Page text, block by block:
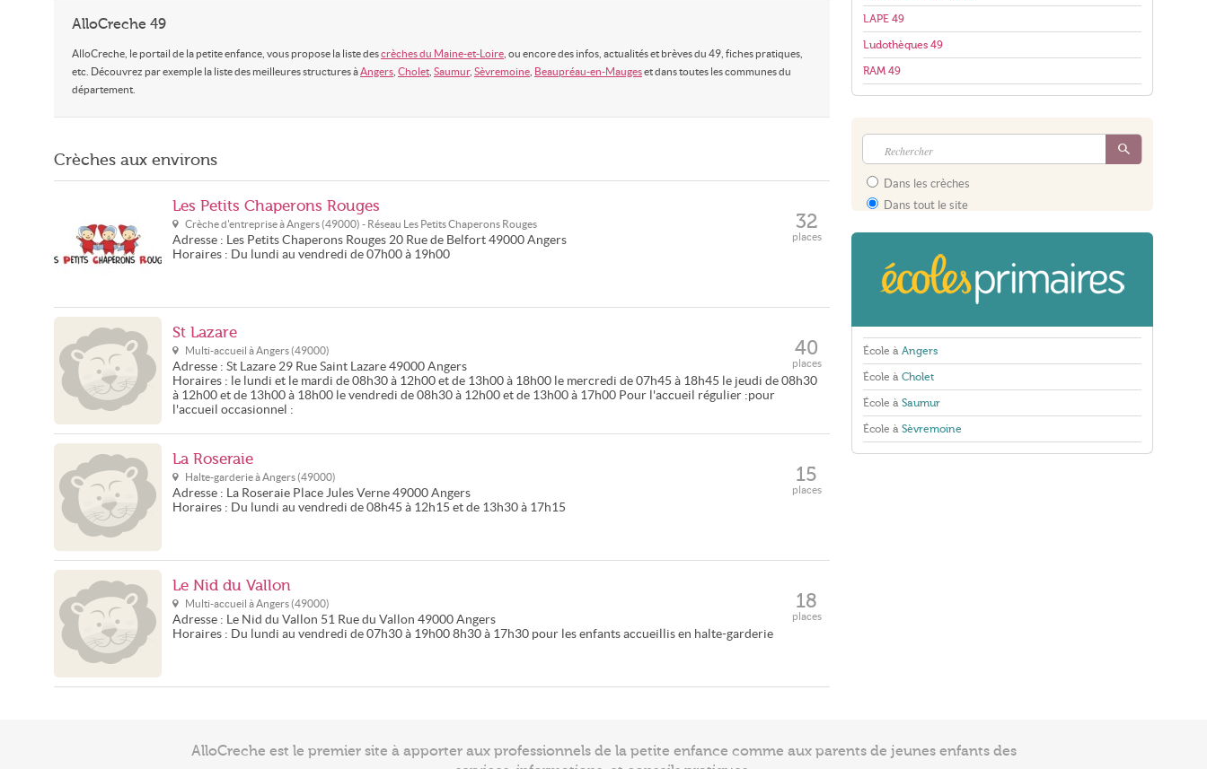
AlloCreche 49
AlloCreche, le portail de la petite enfance, vous propose la liste descrèches du Maine-et-Loire , ou encore des infos, actualités et brèves du 49, fiches pratiques,
etc. Découvrez par exemple la liste des meilleures structures àAngers Cholet Saumur, Sèvremoine Beaupréau-en-Maugeset dans toutes les communes du
département.
Crèches aux environs
Les Petits Chaperons Rouges
Crèche d'entreprise àAngers (49000) - Réseau Les Petits Chaperons Rouges
Adresse : Les Petits Chaperons Rouges 20 Rue de Belfort 49000 Angers
Horaires : Du lundi au vendredi de 07h00 à 19h00
32
places
St Lazare
Multi-accueil àAngers (49000)
Adresse : St Lazare 29 Rue Saint Lazare 49000 Angers
Horaires : le lundi et le mardi de 08h30 à 12h00 et de 13h00 à 18h00 le mercredi de 07h45 à 18h45 le jeudi de 08h30
à 12h00 et de 13h00 à 18h00 le vendredi de 08h30 à 12h00 et de 13h00 à 17h00 Pour l'accueil régulier :pour
l'accueil occasionnel :
40
places
La Roseraie
Halte-garderie àAngers (49000)
Adresse : La Roseraie Place Jules Verne 49000 Angers
Horaires : Du lundi au vendredi de 08h45 à 12h15 et de 13h30 à 17h15
15
places
Le Nid du Vallon
Multi-accueil àAngers (49000)
Adresse : Le Nid du Vallon 51 Rue du Vallon 49000 Angers
Horaires : Du lundi au vendredi de 07h30 à 19h00 8h30 à 17h30 pour les enfants accueillis en halte-garderie
18
places
LAPE 49
Ludothèques 49
RAM 49
Dans les crèches
Dans tout le site
École à Angers
École à Cholet
École à Saumur
École à Sèvremoine
AlloCreche est le premier site à apporter aux professionnels de la petite enfance comme aux parents de jeunes enfants des